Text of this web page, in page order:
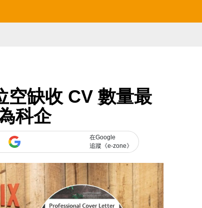
缺收 CV 數量最
科企
在Google
追蹤《e-zone》